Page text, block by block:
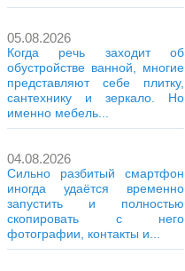
05.08.2026
Когда речь заходит об
обустройстве ванной, многие
представляют себе плитку,
сантехнику и зеркало. Но
именно мебель...
04.08.2026
Сильно разбитый смартфон
иногда удаётся временно
запустить и полностью
скопировать с него
фотографии, контакты и...